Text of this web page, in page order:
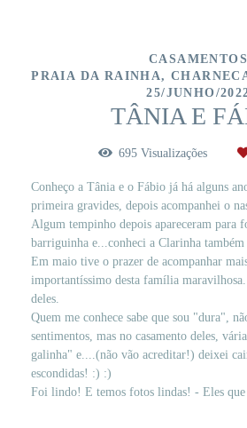
CASAMENTOS
PRAIA DA RAINHA,
25/JUNHO/
TÂNIA E
695Visualizações
Conheço a Tânia e o Fábio já há alguns
primeira gravides, depois acompanhei o
Algum tempinho depois apareceram para
barriguinha e...conheci a Clarinha também
Em maio tive o prazer de acompanhar
importantíssimo desta família
deles.
Quem me conhece sabe que sou "dura",
sentimentos, mas no casamento deles,
galinha" e....(não vão acreditar!) deixei
escondidas! :) :)
Foi lindo! E temos fotos lindas! - Eles